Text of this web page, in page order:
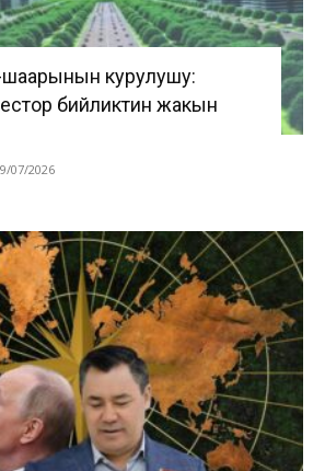
курулушу:
бийликтин жакын
07/2026